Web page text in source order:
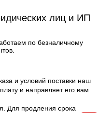
лиц и ИП
по безналичному
и условий поставки наш
и направляет его вам
Для продления срока